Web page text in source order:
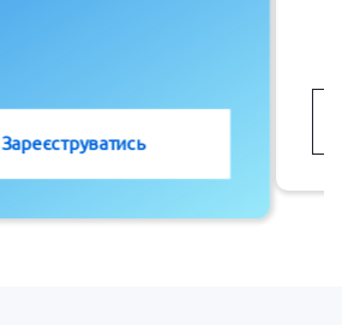
Зареєструватись